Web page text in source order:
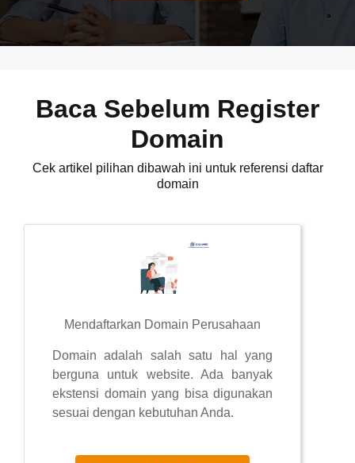
Baca Sebelum Register
Domain
Cek artikel pilihan dibawah ini untuk referensi daftar
domain
Mendaftarkan Domain Perusahaan
Domain adalah salah satu hal yang
berguna untuk website. Ada banyak
ekstensi domain yang bisa digunakan
sesuai dengan kebutuhan Anda.